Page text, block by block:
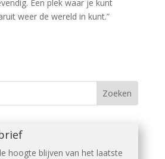
Een plek waar je kunt
weer de wereld in kunt.”
hoogte blijven van het laatste